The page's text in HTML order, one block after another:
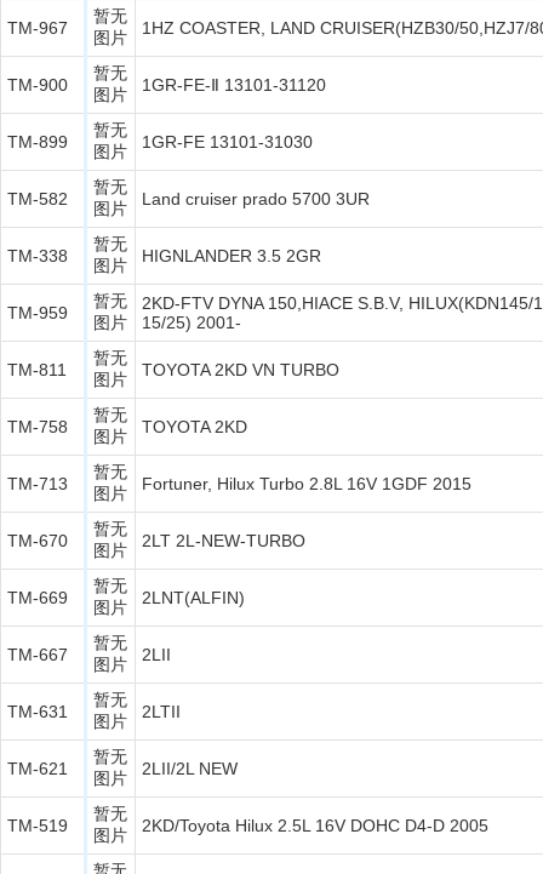
TM-967
暂无
图片
1HZ COASTER, LAND CRUISER(HZB30/50,HZJ7/
TM-900
暂无
图片
1GR-FE-Ⅱ 13101-31120
TM-899
暂无
图片
1GR-FE 13101-31030
TM-582
暂无
图片
Land cruiser prado 5700 3UR
TM-338
暂无
图片
HIGNLANDER 3.5 2GR
TM-959
暂无
图片
2KD-FTV DYNA 150,HIACE S.B.V,
15/25) 2001-
TM-811
暂无
图片
TOYOTA 2KD VN TURBO
TM-758
暂无
图片
TOYOTA 2KD
TM-713
暂无
图片
Fortuner, Hilux Turbo 2.8L 16V 1GDF 2015
TM-670
暂无
图片
2LT 2L-NEW-TURBO
TM-669
暂无
图片
2LNT(ALFIN)
TM-667
暂无
图片
2LII
TM-631
暂无
图片
2LTII
TM-621
暂无
图片
2LII/2L NEW
TM-519
暂无
图片
2KD/Toyota Hilux 2.5L 16V DOHC D4-D 2005
暂无